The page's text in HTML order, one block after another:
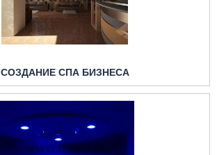
СОЗДАНИЕ СПА БИЗНЕСА